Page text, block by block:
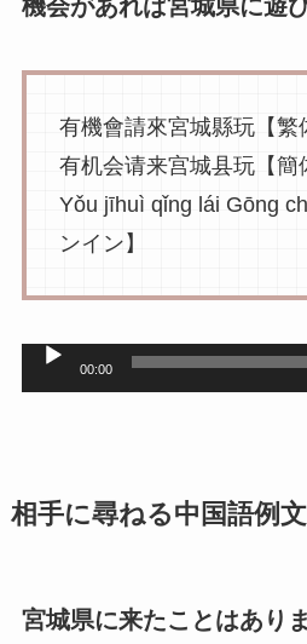
ヤ
機会があれば宮城県に遊
有機會請來宮城縣玩【繁
有机会请来宫城县玩【簡
Yǒu jīhuì qǐng lái Gōng
ンイン】
声
ー
00:00
相手に尋ねる中国語例文
宮城県に来たことはあり